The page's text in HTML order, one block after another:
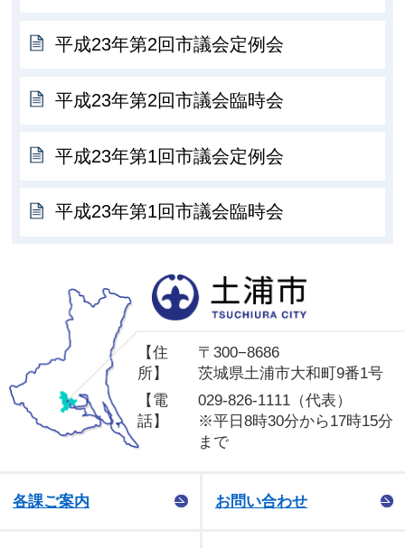
平成23年第2回市議会定例会
平成23年第2回市議会臨時会
平成23年第1回市議会定例会
平成23年第1回市議会臨時会
【住
所】
〒300−8686
茨城県土浦市大和町9番1号
【電
話】
029-826-1111（代表）
※平日8時30分から17時15分
まで
各課ご案内 お問い合わせ